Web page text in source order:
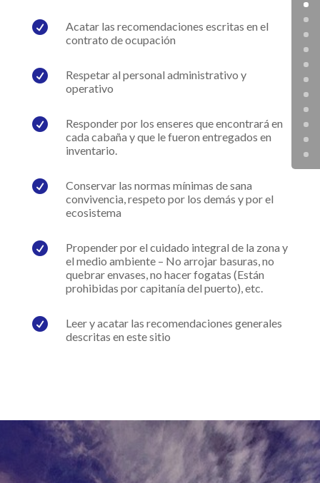

Acatar las recomendaciones escritas en el
contrato de ocupación

Respetar al personal administrativo y
operativo

Responder por los enseres que encontrará en
cada cabaña y que le fueron entregados en
inventario.

Conservar las normas mínimas de sana
convivencia, respeto por los demás y por el
ecosistema

Propender por el cuidado integral de la zona y
el medio ambiente – No arrojar basuras, no
quebrar envases, no hacer fogatas (Están
prohibidas por capitanía del puerto), etc.

Leer y acatar las recomendaciones generales
descritas en este sitio